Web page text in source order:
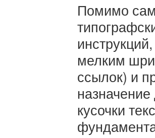
Помимо
мелким
ссылок) и
кусочки